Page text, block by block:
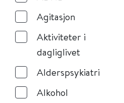
Agitasjon
Aktiviteter i
dagliglivet
Alderspsykiatri
Alkohol